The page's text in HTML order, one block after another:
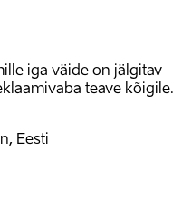
iga väide on jälgitav
teave kõigile.
Eesti